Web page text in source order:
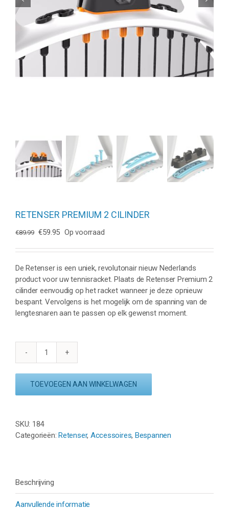
RETENSER PREMIUM 2 CILINDER
€89.99 Oorspronkelijke
was:
€89.99.
€59.95Huidige
is:
€59.95.
Op voorraad
De Retenser is een uniek, revolutonair nieuw Nederlands
product voor uw tennisracket. Plaats de Retenser Premium 2
cilinder eenvoudig op het racket wanneer je deze opnieuw
bespant. Vervolgens is het mogelijk om de spanning van de
lengtesnaren aan te passen op elk gewenst moment.
RETENSER
2
TOEVOEGEN AAN WINKELWAGEN
SKU: 184
Categorieën:Retenser, Accessoires, Bespannen
Beschrijving
Aanvullende informatie